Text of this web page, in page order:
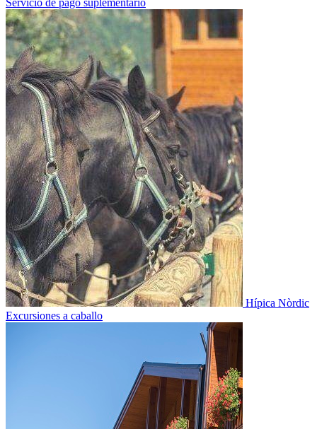
Servicio de pago suplementario
Hípica Nòrdic
Excursiones a caballo